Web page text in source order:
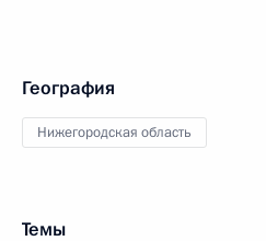
География
Нижегородская область
Темы